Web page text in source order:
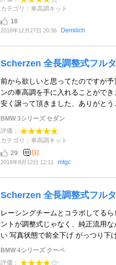
カテゴリ：車高調キット
18
2018年12月27日 20:36 Demilich
Scherzen 全長調整式フル
前から欲しいと思ってたのですが
ンの車高調を手に入れることがで
安く譲って頂きました、ありがとう
BMW 3シリーズ セダン
評価：
カテゴリ：車高調キット
29
[1]
2018年8月12日 12:11 mtgc
Scherzen 全長調整式フル
レーシングチームとコラボしてる
ントが調整式じゃなく、純正流用
い 写真状態で前全下げ がっつり下
BMW 4シリーズ クーペ
評価：